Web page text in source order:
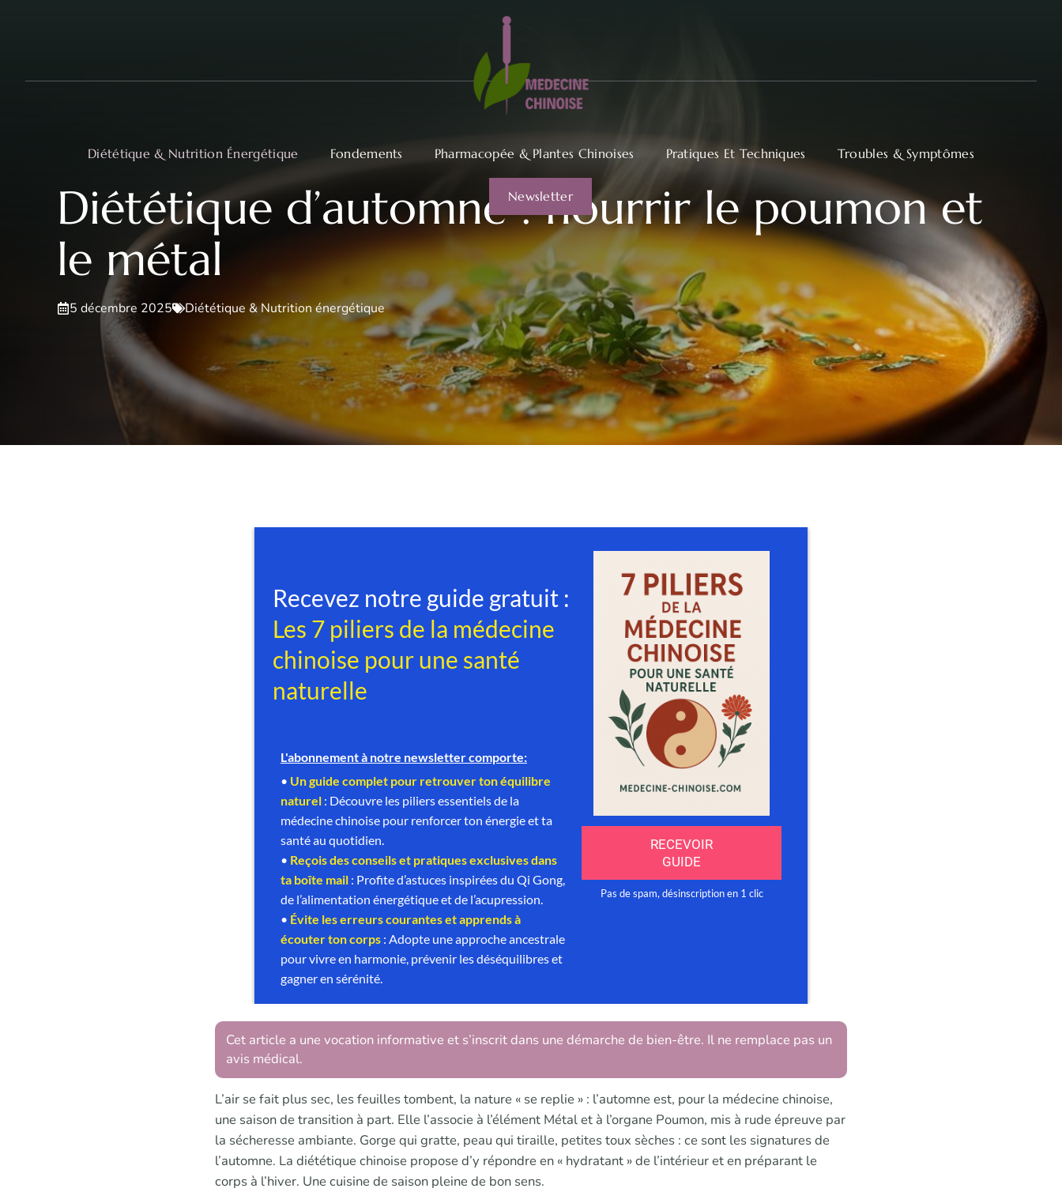
Diététique & Nutrition Énergétique Fondements Pharmacopée & Plantes Chinoises Pratiques Et Techniques Troubles & Symptômes
Newsletter
Diététique d’automne : nourrir le poumon et
le métal
5 décembre 2025 Diététique & Nutrition énergétique
Cet article a une vocation informative et s’inscrit dans une démarche de bien-être. Il ne remplace pas un
avis médical.
L’air se fait plus sec, les feuilles tombent, la nature « se replie » : l’automne est, pour la médecine chinoise,
une saison de transition à part. Elle l’associe à l’élément Métal et à l’organe Poumon, mis à rude épreuve par
la sécheresse ambiante. Gorge qui gratte, peau qui tiraille, petites toux sèches : ce sont les signatures de
l’automne. La diététique chinoise propose d’y répondre en « hydratant » de l’intérieur et en préparant le
corps à l’hiver. Une cuisine de saison pleine de bon sens.